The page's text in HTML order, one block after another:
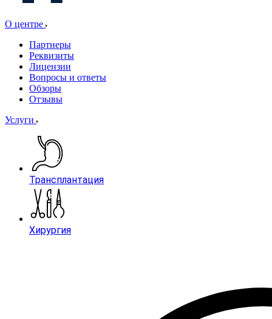
О центре
Партнеры
Реквизиты
Лицензии
Вопросы и ответы
Обзоры
Отзывы
Услуги
Трансплантация
Хирургия